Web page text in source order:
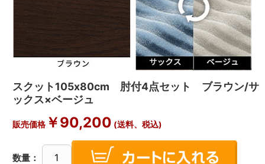
スクット105x80cm 肘付4点セット ブラウン/サ
ックス×ベージュ
販売価格￥90,200 (送料、税込)
数量：